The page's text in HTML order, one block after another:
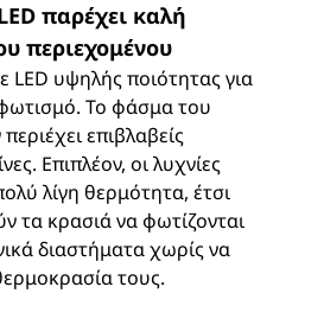
παρέχει καλή
περιεχομένου
LED υψηλής ποιότητας για
Το φάσμα του
επιβλαβείς
Επιπλέον, οι λυχνίες
λίγη θερμότητα, έτσι
τα κρασιά να φωτίζονται
διαστήματα χωρίς να
τους.